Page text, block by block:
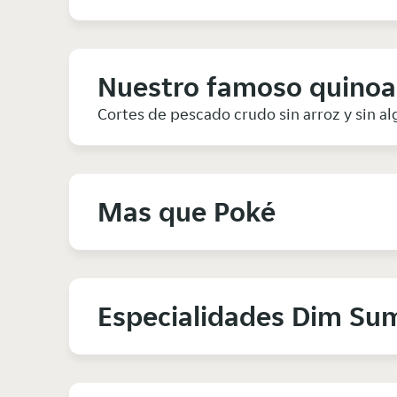
Nuestro famoso quinoa
Cortes de pescado crudo sin arroz y sin
Mas que Poké
Especialidades Dim